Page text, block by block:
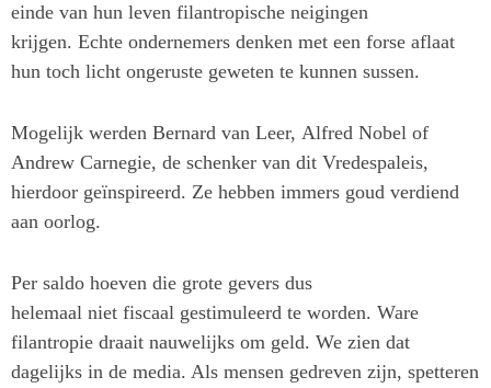
einde van hun leven filantropische neigingen
krijgen. Echte ondernemers denken met een forse aflaat
hun toch licht ongeruste geweten te kunnen sussen.
Mogelijk werden Bernard van Leer, Alfred Nobel of
Andrew Carnegie, de schenker van dit Vredespaleis,
hierdoor geïnspireerd. Ze hebben immers goud verdiend
aan oorlog.
Per saldo hoeven die grote gevers dus
helemaal niet fiscaal gestimuleerd te worden. Ware
filantropie draait nauwelijks om geld. We zien dat
dagelijks in de media. Als mensen gedreven zijn, spetteren